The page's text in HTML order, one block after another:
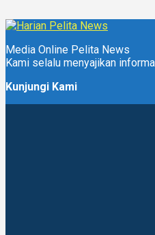
Media Online Pelita News
Kami selalu menyajikan
Kunjungi Kami